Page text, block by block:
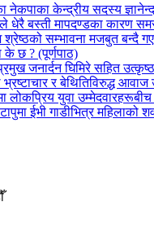
नेकपाका केन्द्रीय सदस्य
धेरै बस्ती मापदण्डका कारण
श्रेष्ठको सम्भावना मजबुत बन्दै
के छ ? (पूर्णपाठ)
जनार्दन घिमिरे सहित
र बेथितिविरुद्ध आवाज
लोकप्रिय युवा उम्मेदवारहरूबीच
ईभी गाडीभित्र